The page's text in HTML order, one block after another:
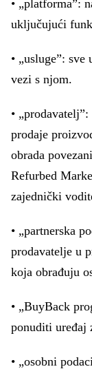
• „platforma”:
uključujući
• „usluge”:
vezi s njom.
•
prodaje
obrada
Refurbed
zajednički
• „partnerska
prodavatelje u
koja obrađuju
• „BuyBack
ponuditi uređaj
• „osobni